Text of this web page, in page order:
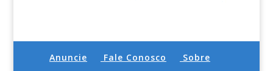
Anuncie Fale Conosco Sobre